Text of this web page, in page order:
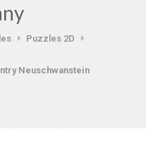
Puzzles 2D
Neuschwanstein